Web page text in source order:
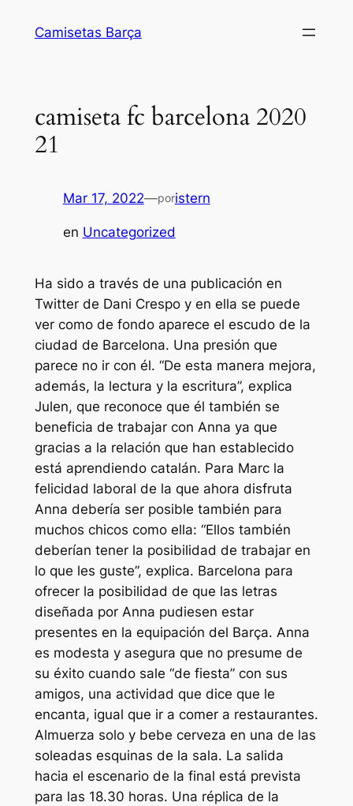
Camisetas Barça
camiseta fc barcelona 2020
21
Mar 17, 2022—poristern
en Uncategorized
Ha sido a través de una publicación en
Twitter de Dani Crespo y en ella se puede
ver como de fondo aparece el escudo de la
ciudad de Barcelona. Una presión que
parece no ir con él. “De esta manera mejora,
además, la lectura y la escritura”, explica
Julen, que reconoce que él también se
beneficia de trabajar con Anna ya que
gracias a la relación que han establecido
está aprendiendo catalán. Para Marc la
felicidad laboral de la que ahora disfruta
Anna debería ser posible también para
muchos chicos como ella: “Ellos también
deberían tener la posibilidad de trabajar en
lo que les guste”, explica. Barcelona para
ofrecer la posibilidad de que las letras
diseñada por Anna pudiesen estar
presentes en la equipación del Barça. Anna
es modesta y asegura que no presume de
su éxito cuando sale “de fiesta” con sus
amigos, una actividad que dice que le
encanta, igual que ir a comer a restaurantes.
Almuerza solo y bebe cerveza en una de las
soleadas esquinas de la sala. La salida
hacia el escenario de la final está prevista
para las 18.30 horas. Una réplica de la